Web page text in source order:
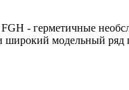
- герметичные
широкий модельный